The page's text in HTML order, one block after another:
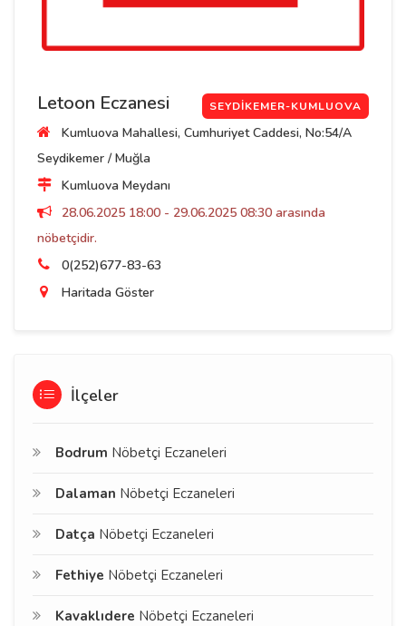
Letoon Eczanesi SEYDIKEMER-KUMLUOVA
Kumluova Mahallesi, Cumhuriyet Caddesi, No:54/A
Seydikemer / Muğla
Kumluova Meydanı
28.06.2025 18:00 - 29.06.2025 08:30 arasında
nöbetçidir.
0(252)677-83-63
Haritada Göster
İlçeler
Bodrum Nöbetçi Eczaneleri
Dalaman Nöbetçi Eczaneleri
Datça Nöbetçi Eczaneleri
Fethiye Nöbetçi Eczaneleri
Kavaklıdere Nöbetçi Eczaneleri